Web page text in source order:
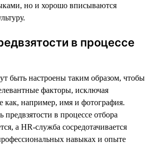
но и хорошо вписываются
в процессе
быть настроены таким образом, чтобы
факторы, исключая
как, например, имя и фотография.
предвзятости в процессе отбора
а HR-служба сосредотачивается
навыках и опыте